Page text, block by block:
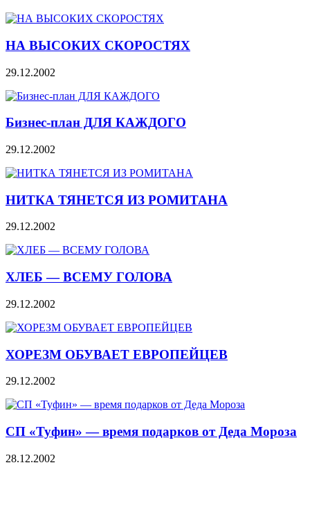
НА ВЫСОКИХ СКОРОСТЯХ
29.12.2002
Бизнес-план ДЛЯ КАЖДОГО
29.12.2002
НИТКА ТЯНЕТСЯ ИЗ РОМИТАНА
29.12.2002
ХЛЕБ — ВСЕМУ ГОЛОВА
29.12.2002
ХОРЕЗМ ОБУВАЕТ ЕВРОПЕЙЦЕВ
29.12.2002
СП «Туфин» — время подарков от Деда Мороза
28.12.2002